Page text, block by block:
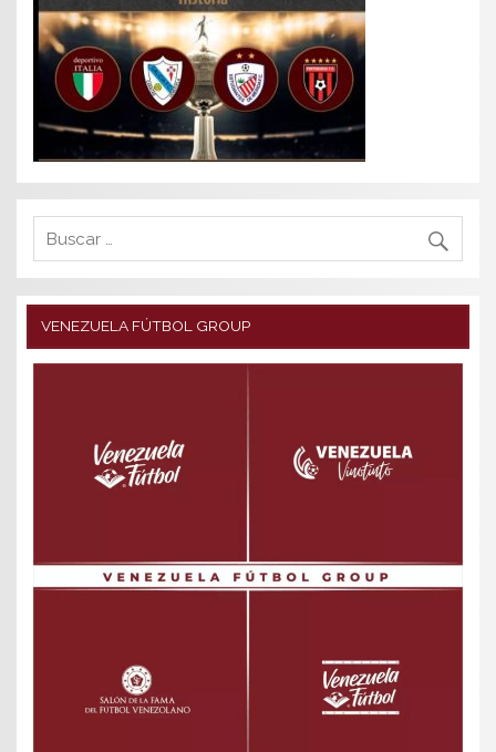
VENEZUELA FÚTBOL GROUP